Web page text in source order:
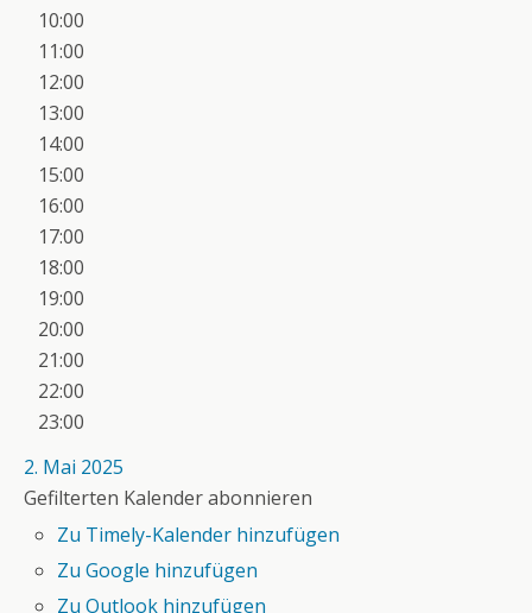
10:00
11:00
12:00
13:00
14:00
15:00
16:00
17:00
18:00
19:00
20:00
21:00
22:00
23:00
2. Mai 2025
Gefilterten Kalender abonnieren
Zu Timely-Kalender hinzufügen
Zu Google hinzufügen
Zu Outlook hinzufügen